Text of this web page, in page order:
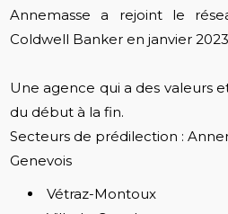
Annemasse a rejoint le
Coldwell Banker en janvier
Une agence qui a des valeurs
du début à la fin.
Secteurs de prédilection :
Genevois
Vétraz-Montoux